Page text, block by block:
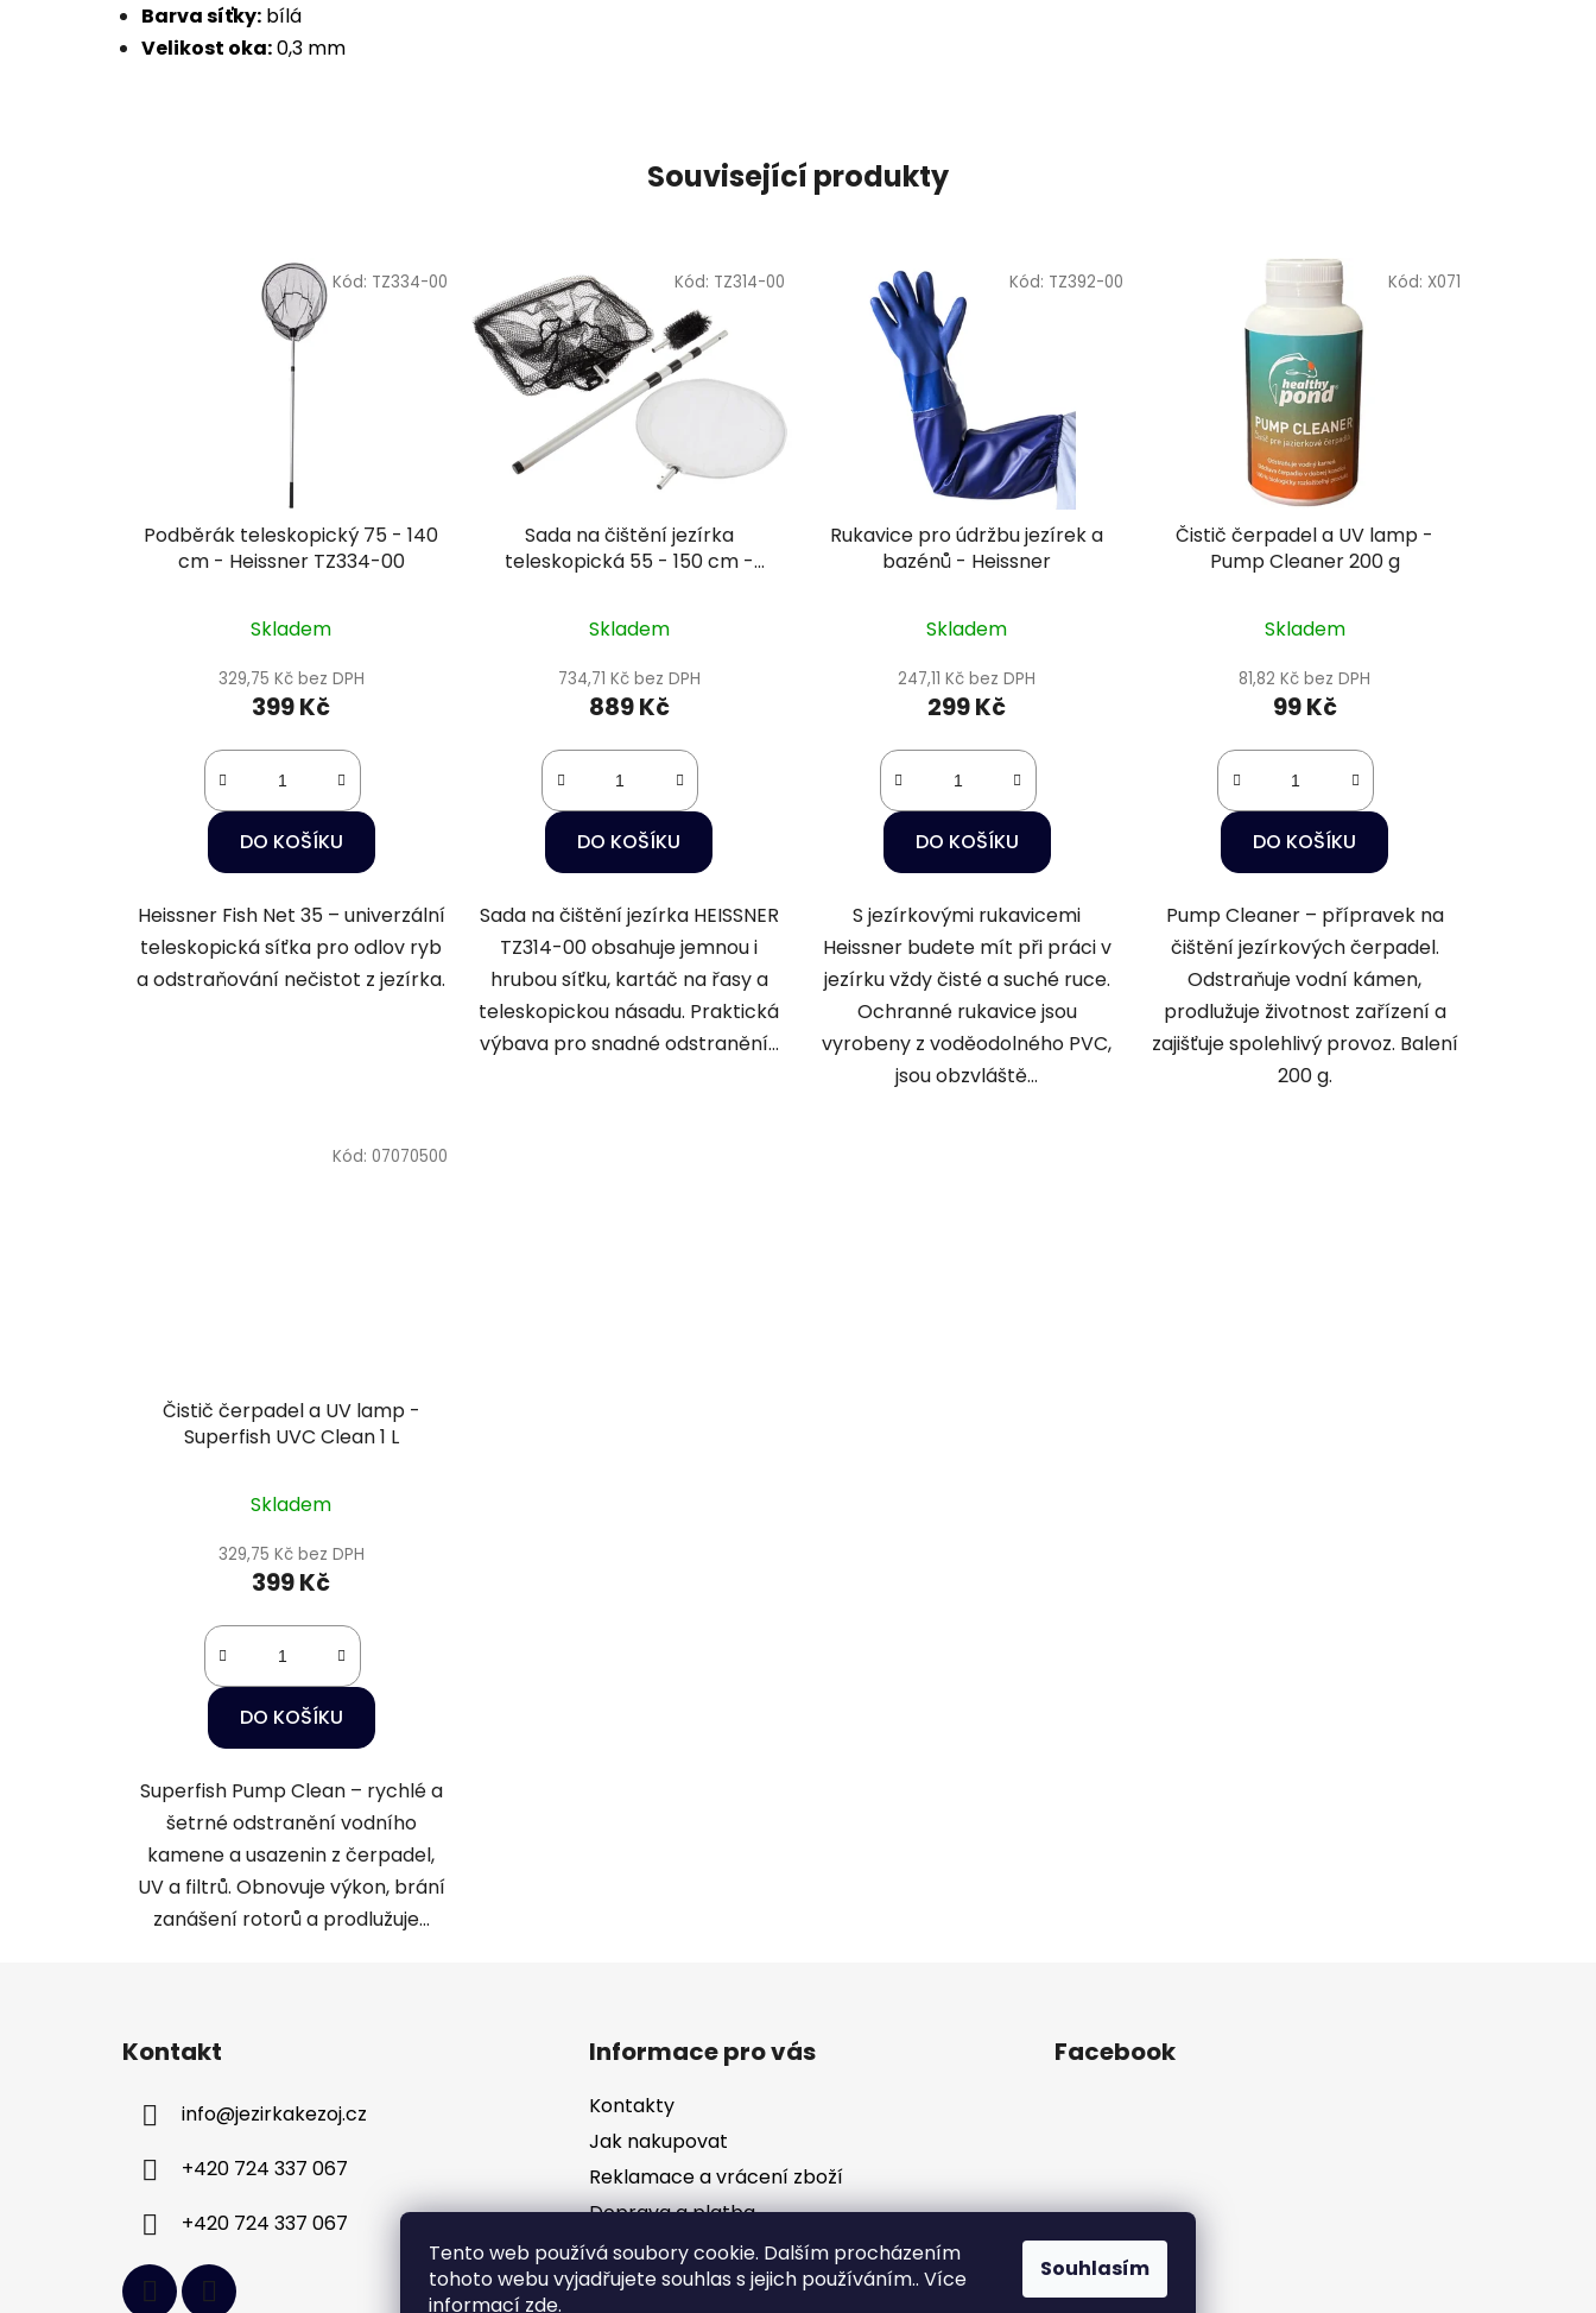
Tento web používá soubory cookie. Dalším procházením
tohoto webu vyjadřujete souhlas s jejich používáním.. Více
informací zde.
Souhlasím
Barva síťky: bílá
Velikost oka:0,3 mm
Související produkty
Podběrák teleskopický 75 - 140
cm - Heissner TZ334-00
Skladem
329,75 Kč bez DPH
399 Kč
DO KOŠÍKU
Heissner Fish Net 35 – univerzální
teleskopická síťka pro odlov ryb
a odstraňování nečistot z jezírka.
Kód: TZ334-00
Sada na čištění jezírka
teleskopická 55 - 150 cm -
Skladem
734,71 Kč bez DPH
889 Kč
DO KOŠÍKU
Sada na čištění jezírka HEISSNER
TZ314-00 obsahuje jemnou i
hrubou síťku, kartáč na řasy a
teleskopickou násadu. Praktická
výbava pro snadné odstranění...
Kód: TZ314-00
Rukavice pro údržbu jezírek a
bazénů - Heissner
Skladem
247,11 Kč bez DPH
299 Kč
DO KOŠÍKU
S jezírkovými rukavicemi
Heissner budete mít při práci v
jezírku vždy čisté a suché ruce.
Ochranné rukavice jsou
vyrobeny z voděodolného PVC,
jsou obzvláště...
Kód: TZ392-00
Čistič čerpadel a UV lamp -
Pump Cleaner 200 g
Skladem
81,82 Kč bez DPH
99 Kč
DO KOŠÍKU
Pump Cleaner – přípravek na
čištění jezírkových čerpadel.
Odstraňuje vodní kámen,
prodlužuje životnost zařízení a
zajišťuje spolehlivý provoz. Balení
200 g.
Kód: X071
Čistič čerpadel a UV lamp -
Superfish UVC Clean 1 L
Skladem
329,75 Kč bez DPH
399 Kč
DO KOŠÍKU
Superfish Pump Clean – rychlé a
šetrné odstranění vodního
kamene a usazenin z čerpadel,
UV a filtrů. Obnovuje výkon, brání
zanášení rotorů a prodlužuje...
Kód: 07070500
Kontakt
info@jezirkakezoj.cz
+420 724 337 067
+420 724 337 067
Informace pro vás
Kontakty
Jak nakupovat
Reklamace a vrácení zboží
Doprava a platba
Obchodní podmínky
Ochrana osobních údajů
Facebook